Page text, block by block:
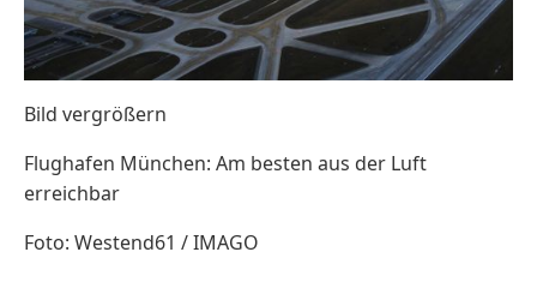
Bild vergrößern
Flughafen München: Am besten aus der Luft
erreichbar
Foto: Westend61 / IMAGO